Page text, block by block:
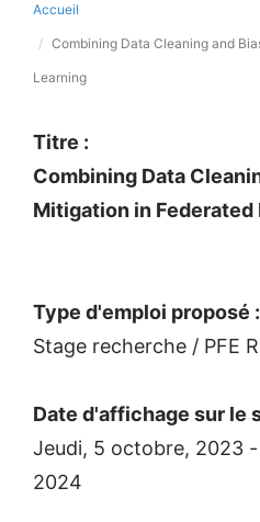
Accueil
Combining Data Cleaning and
Learning
Titre :
Combining Data
Mitigation in Federated
Type d'emploi proposé :
Stage recherche / PFE
Date d'affichage sur le
Jeudi, 5 octobre, 2023 -
2024